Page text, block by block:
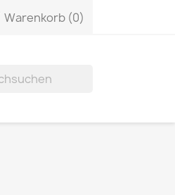
Warenkorb (0)